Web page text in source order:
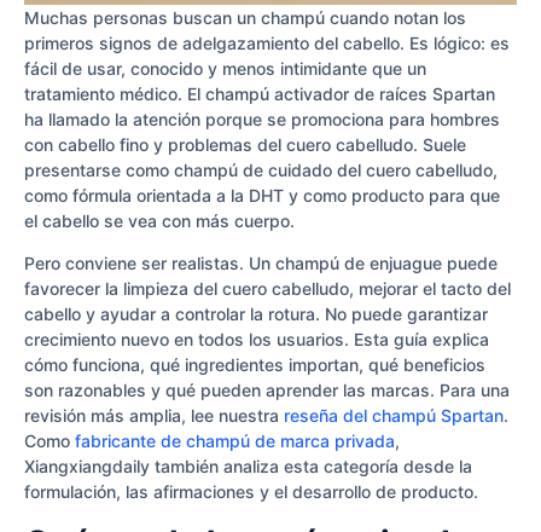
Muchas personas buscan un champú cuando notan los
primeros signos de adelgazamiento del cabello. Es lógico: es
fácil de usar, conocido y menos intimidante que un
tratamiento médico. El champú activador de raíces Spartan
ha llamado la atención porque se promociona para hombres
con cabello fino y problemas del cuero cabelludo. Suele
presentarse como champú de cuidado del cuero cabelludo,
como fórmula orientada a la DHT y como producto para que
el cabello se vea con más cuerpo.
Pero conviene ser realistas. Un champú de enjuague puede
favorecer la limpieza del cuero cabelludo, mejorar el tacto del
cabello y ayudar a controlar la rotura. No puede garantizar
crecimiento nuevo en todos los usuarios. Esta guía explica
cómo funciona, qué ingredientes importan, qué beneficios
son razonables y qué pueden aprender las marcas. Para una
revisión más amplia, lee nuestra reseña del champú Spartan.
Como fabricante de champú de marca privada,
Xiangxiangdaily también analiza esta categoría desde la
formulación, las afirmaciones y el desarrollo de producto.